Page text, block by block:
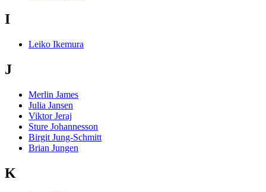
I
Leiko Ikemura
J
Merlin James
Julia Jansen
Viktor Jeraj
Sture Johannesson
Birgit Jung-Schmitt
Brian Jungen
K